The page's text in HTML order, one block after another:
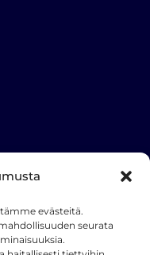
evästeitä.
seurata